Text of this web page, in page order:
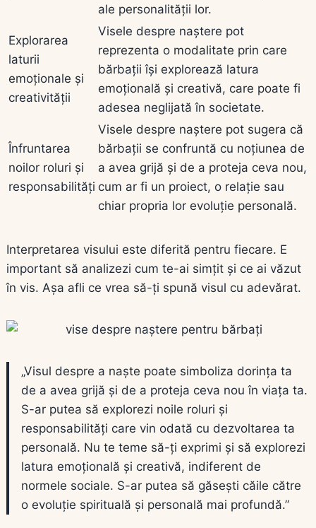
ale personalității lor.
Explorarea
laturii
emoționale și
creativității
Visele despre naștere pot
reprezenta o modalitate prin care
bărbații își explorează latura
emoțională și creativă, care poate fi
adesea neglijată în societate.
Înfruntarea
noilor roluri și
responsabilități
Visele despre naștere pot sugera că
bărbații se confruntă cu noțiunea de
a avea grijă și de a proteja ceva nou,
cum ar fi un proiect, o relație sau
chiar propria lor evoluție personală.
Interpretarea visului este diferită pentru fiecare. E
important să analizezi cum te-ai simțit și ce ai văzut
în vis. Așa afli ce vrea să-ți spună visul cu adevărat.
„Visul despre a naște poate simboliza dorința ta
de a avea grijă și de a proteja ceva nou în viața ta.
S-ar putea să explorezi noile roluri și
responsabilități care vin odată cu dezvoltarea ta
personală. Nu te teme să-ți exprimi și să explorezi
latura emoțională și creativă, indiferent de
normele sociale. S-ar putea să găsești căile către
o evoluție spirituală și personală mai profundă.”